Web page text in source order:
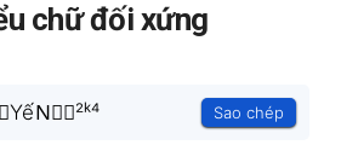
chữ đối xứng
Sao chép